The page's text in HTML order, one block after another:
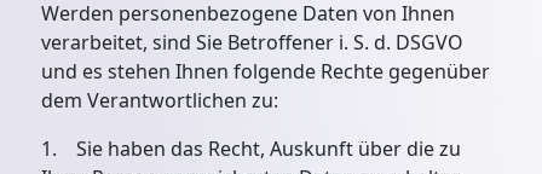
Werden personenbezogene Daten von Ihnen
verarbeitet, sind Sie Betroffener i. S. d. DSGVO
und es stehen Ihnen folgende Rechte gegenüber
dem Verantwortlichen zu:
1. Sie haben das Recht, Auskunft über die zu